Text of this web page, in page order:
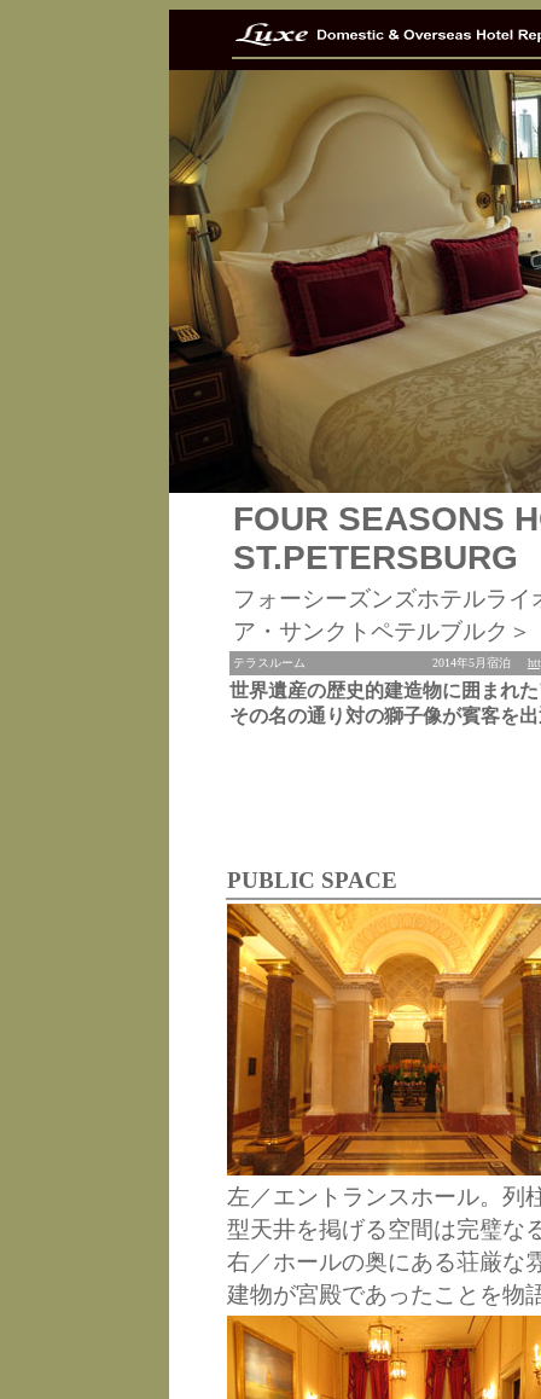
FOUR SEASONS
ST.PETERSBURG
フォーシーズンズホテルラ
ア・サンクトペテルブルク＞
テラスルーム 2014年5月宿泊
世界遺産の歴史的建造物に囲まれ
その名の通り対の獅子像が賓客を
PUBLIC SPACE
左／エントランスホール。列
型天井を掲げる空間は完璧な
右／ホールの奥にある荘厳な
建物が宮殿であったことを物